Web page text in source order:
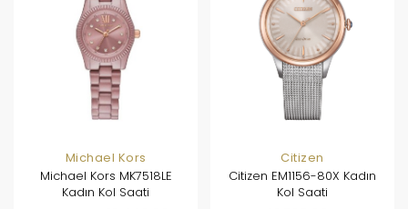
Michael Kors
Michael Kors MK7518LE
Kadın Kol Saati
Citizen
Citizen EM1156-80X Kadın
Kol Saati